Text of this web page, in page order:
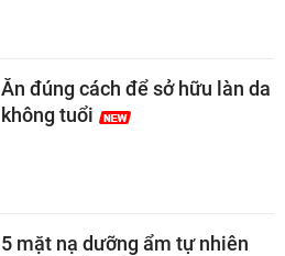
Ăn đúng cách để sở hữu làn da
không tuổi
5 mặt nạ dưỡng ẩm tự nhiên